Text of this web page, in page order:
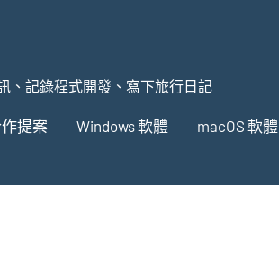
、記錄程式開發、寫下旅行日記
提案 Windows 軟體 macOS 軟體